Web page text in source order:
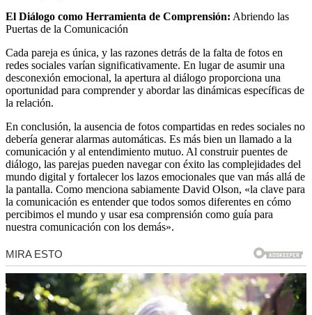
El Diálogo como Herramienta de Comprensión: Abriendo las
Puertas de la Comunicación
Cada pareja es única, y las razones detrás de la falta de fotos en
redes sociales varían significativamente. En lugar de asumir una
desconexión emocional, la apertura al diálogo proporciona una
oportunidad para comprender y abordar las dinámicas específicas de
la relación.
En conclusión, la ausencia de fotos compartidas en redes sociales no
debería generar alarmas automáticas. Es más bien un llamado a la
comunicación y al entendimiento mutuo. Al construir puentes de
diálogo, las parejas pueden navegar con éxito las complejidades del
mundo digital y fortalecer los lazos emocionales que van más allá de
la pantalla. Como menciona sabiamente David Olson, «la clave para
la comunicación es entender que todos somos diferentes en cómo
percibimos el mundo y usar esa comprensión como guía para
nuestra comunicación con los demás».